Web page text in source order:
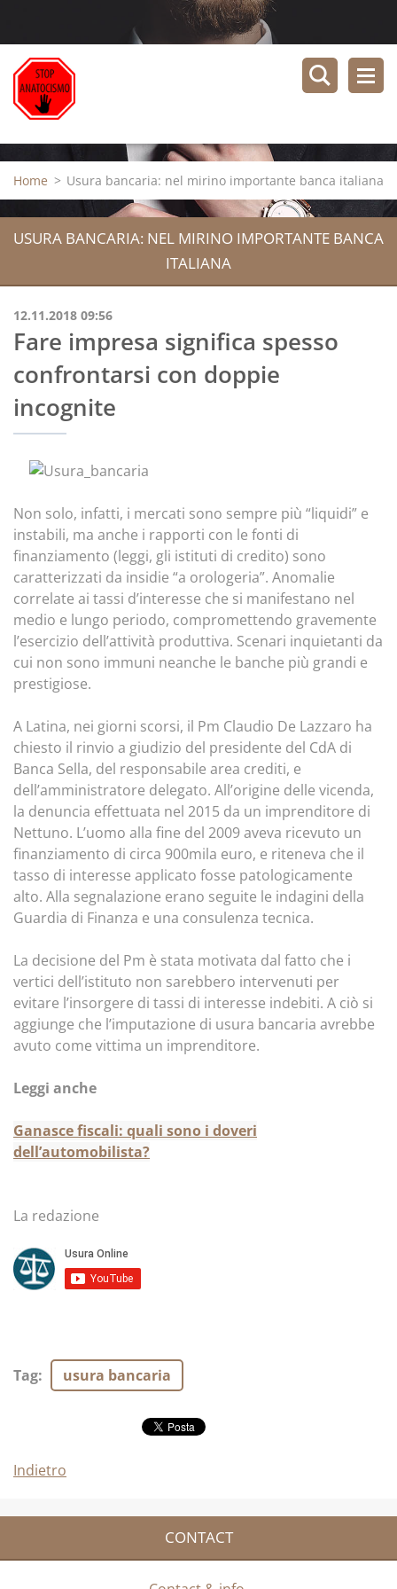
Home > Usura bancaria: nel mirino importante banca italiana
USURA BANCARIA: NEL MIRINO IMPORTANTE BANCA
ITALIANA
12.11.2018 09:56
Fare impresa significa spesso
confrontarsi con doppie
incognite
Non solo, infatti, i mercati sono sempre più “liquidi” e
instabili, ma anche i rapporti con le fonti di
finanziamento (leggi, gli istituti di credito) sono
caratterizzati da insidie “a orologeria”. Anomalie
correlate ai tassi d’interesse che si manifestano nel
medio e lungo periodo, compromettendo gravemente
l’esercizio dell’attività produttiva. Scenari inquietanti da
cui non sono immuni neanche le banche più grandi e
prestigiose.
A Latina, nei giorni scorsi, il Pm Claudio De Lazzaro ha
chiesto il rinvio a giudizio del presidente del CdA di
Banca Sella, del responsabile area crediti, e
dell’amministratore delegato. All’origine delle vicenda,
la denuncia effettuata nel 2015 da un imprenditore di
Nettuno. L’uomo alla fine del 2009 aveva ricevuto un
finanziamento di circa 900mila euro, e riteneva che il
tasso di interesse applicato fosse patologicamente
alto. Alla segnalazione erano seguite le indagini della
Guardia di Finanza e una consulenza tecnica.
La decisione del Pm è stata motivata dal fatto che i
vertici dell’istituto non sarebbero intervenuti per
evitare l’insorgere di tassi di interesse indebiti. A ciò si
aggiunge che l’imputazione di usura bancaria avrebbe
avuto come vittima un imprenditore.
Leggi anche
Ganasce fiscali: quali sono i doveri
dell’automobilista?
La redazione
Tag: usura bancaria
Indietro
CONTACT